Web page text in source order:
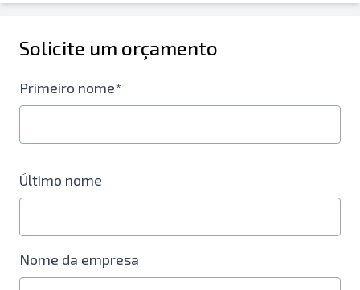
Solicite um orçamento
Primeiro nome*
Último nome
Nome da empresa